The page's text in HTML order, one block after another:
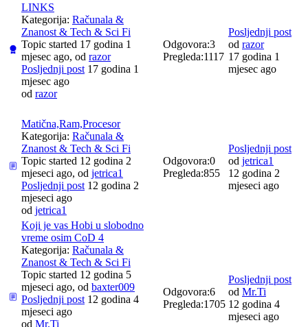
LINKS
Kategorija: Računala &
Znanost & Tech & Sci Fi
Topic started 17 godina 1
mjesec ago, od razor
Posljednji post 17 godina 1
mjesec ago
od razor
Odgovora:3
Pregleda:1117
Posljednji post
od razor
17 godina 1
mjesec ago
Matična,Ram,Procesor
Kategorija: Računala &
Znanost & Tech & Sci Fi
Topic started 12 godina 2
mjeseci ago, od jetrica1
Posljednji post 12 godina 2
mjeseci ago
od jetrica1
Odgovora:0
Pregleda:855
Posljednji post
od jetrica1
12 godina 2
mjeseci ago
Koji je vas Hobi u slobodno
vreme osim CoD 4
Kategorija: Računala &
Znanost & Tech & Sci Fi
Topic started 12 godina 5
mjeseci ago, od baxter009
Posljednji post 12 godina 4
mjeseci ago
od Mr.Ti
Odgovora:6
Pregleda:1705
Posljednji post
od Mr.Ti
12 godina 4
mjeseci ago